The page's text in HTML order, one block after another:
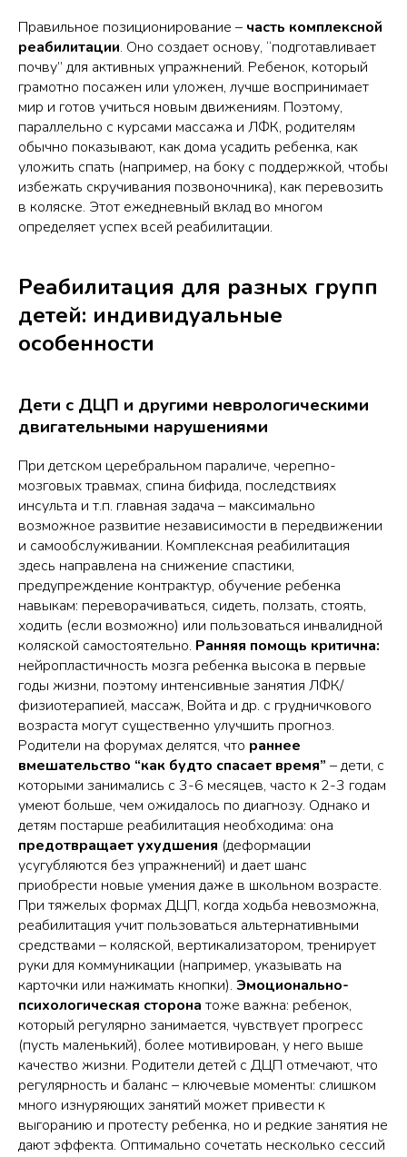
Правильное позиционирование – часть комплексной
реабилитации. Оно создает основу, “подготавливает
почву” для активных упражнений. Ребенок, который
грамотно посажен или уложен, лучше воспринимает
мир и готов учиться новым движениям. Поэтому,
параллельно с курсами массажа и ЛФК, родителям
обычно показывают, как дома усадить ребенка, как
уложить спать (например, на боку с поддержкой, чтобы
избежать скручивания позвоночника), как перевозить
в коляске. Этот ежедневный вклад во многом
определяет успех всей реабилитации.
Реабилитация для разных групп
детей: индивидуальные
особенности
Дети с ДЦП и другими неврологическими
двигательными нарушениями
При детском церебральном параличе, черепно-
мозговых травмах, спина бифида, последствиях
инсульта и т.п. главная задача – максимально
возможное развитие независимости в передвижении
и самообслуживании. Комплексная реабилитация
здесь направлена на снижение спастики,
предупреждение контрактур, обучение ребенка
навыкам: переворачиваться, сидеть, ползать, стоять,
ходить (если возможно) или пользоваться инвалидной
коляской самостоятельно. Ранняя помощь критична:
нейропластичность мозга ребенка высока в первые
годы жизни, поэтому интенсивные занятия ЛФК/
физиотерапией, массаж, Войта и др. с грудничкового
возраста могут существенно улучшить прогноз.
Родители на форумах делятся, что раннее
вмешательство “как будто спасает время” – дети, с
которыми занимались с 3-6 месяцев, часто к 2-3 годам
умеют больше, чем ожидалось по диагнозу. Однако и
детям постарше реабилитация необходима: она
предотвращает ухудшения (деформации
усугубляются без упражнений) и дает шанс
приобрести новые умения даже в школьном возрасте.
При тяжелых формах ДЦП, когда ходьба невозможна,
реабилитация учит пользоваться альтернативными
средствами – коляской, вертикализатором, тренирует
руки для коммуникации (например, указывать на
карточки или нажимать кнопки). Эмоционально-
психологическая сторона тоже важна: ребенок,
который регулярно занимается, чувствует прогресс
(пусть маленький), более мотивирован, у него выше
качество жизни. Родители детей с ДЦП отмечают, что
регулярность и баланс – ключевые моменты: слишком
много изнуряющих занятий может привести к
выгоранию и протесту ребенка, но и редкие занятия не
дают эффекта. Оптимально сочетать несколько сессий